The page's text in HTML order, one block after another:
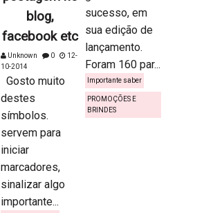
blog,
facebook etc
Unknown 0
12-
10-2014
Gosto muito
destes
símbolos.
servem para
iniciar
marcadores,
sinalizar algo
importante...
sucesso, em
sua edição de
lançamento.
Foram 160 par...
Importante saber
PROMOÇÕES E
BRINDES